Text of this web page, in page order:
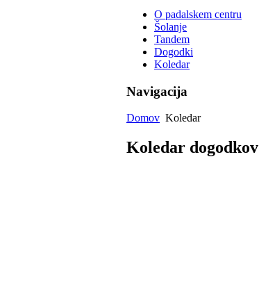
O padalskem centru
Šolanje
Tandem
Dogodki
Koledar
Navigacija
Domov Koledar
Koledar dogodkov